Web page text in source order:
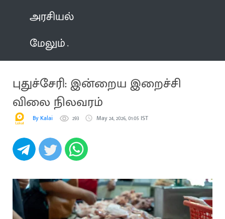
அரசியல்
மேலும்
புதுச்சேரி: இன்றைய இறைச்சி
விலை நிலவரம்
By Kalai 293 May 24, 2026, 01:05 IST